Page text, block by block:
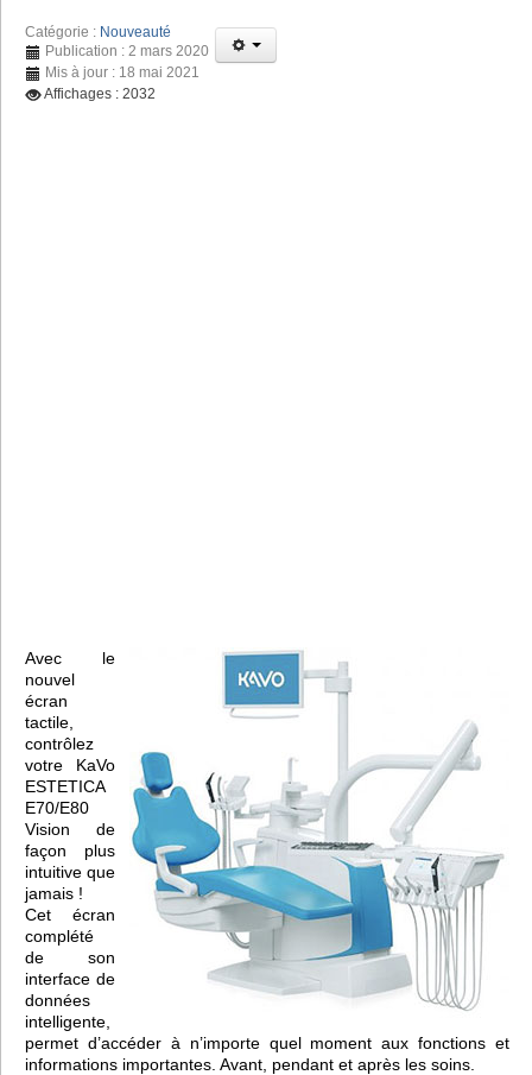
Catégorie : Nouveauté
Publication : 2 mars 2020
Mis à jour : 18 mai 2021
Affichages : 2032
Avec le
nouvel
écran
tactile,
contrôlez
votre KaVo
ESTETICA
E70/E80
Vision de
façon plus
intuitive que
jamais !
Cet écran
complété
de son
interface de
données
intelligente,
permet d’accéder à n’importe quel moment aux fonctions et
informations importantes. Avant, pendant et après les soins.